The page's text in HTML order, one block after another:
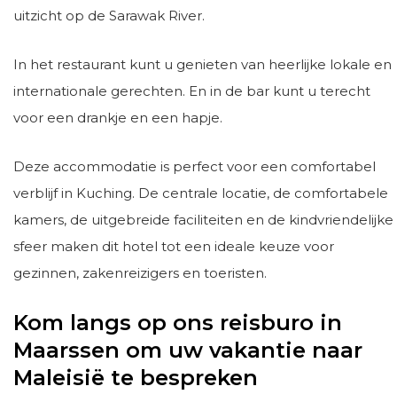
uitzicht op de Sarawak River.
In het restaurant kunt u genieten van heerlijke lokale en
internationale gerechten. En in de bar kunt u terecht
voor een drankje en een hapje.
Deze accommodatie is perfect voor een comfortabel
verblijf in Kuching. De centrale locatie, de comfortabele
kamers, de uitgebreide faciliteiten en de kindvriendelijke
sfeer maken dit hotel tot een ideale keuze voor
gezinnen, zakenreizigers en toeristen.
Kom langs op ons reisburo in
Maarssen om uw vakantie naar
Maleisië te bespreken